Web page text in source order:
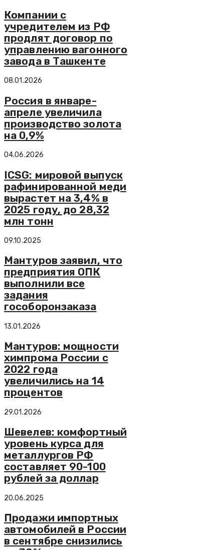
Компании с
учредителем из РФ
продлят договор по
управлению вагонного
завода в Ташкенте
08.01.2026
Россия в январе-
апреле увеличила
производство золота
на 0,9%
04.06.2026
ICSG: мировой выпуск
рафинированной меди
вырастет на 3,4% в
2025 году, до 28,32
млн тонн
09.10.2025
Мантуров заявил, что
предприятия ОПК
выполнили все
задания
гособоронзаказа
13.01.2026
Мантуров: мощности
химпрома России с
2022 года
увеличились на 14
процентов
29.01.2026
Шевелев: комфортный
уровень курса для
металлургов РФ
составляет 90-100
рублей за доллар
20.06.2025
Продажи импортных
автомобилей в России
в сентябре снизились